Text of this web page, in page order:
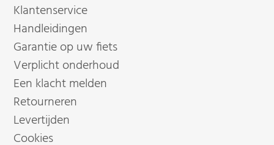
Klantenservice
Handleidingen
Garantie op uw fiets
Verplicht onderhoud
Een klacht melden
Retourneren
Levertijden
Cookies